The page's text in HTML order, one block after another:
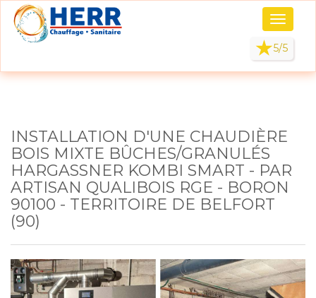
5/5
Toggle
INSTALLATION D'UNE CHAUDIÈRE
BOIS MIXTE BÛCHES/GRANULÉS
HARGASSNER KOMBI SMART - PAR
ARTISAN QUALIBOIS RGE - BORON
90100 - TERRITOIRE DE BELFORT
(90)
Panneau de gestion des cookies